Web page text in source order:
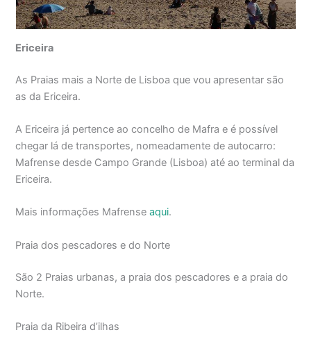
Ericeira
As Praias mais a Norte de Lisboa que vou apresentar são
as da Ericeira.
A Ericeira já pertence ao concelho de Mafra e é possível
chegar lá de transportes, nomeadamente de autocarro:
Mafrense desde Campo Grande (Lisboa) até ao terminal da
Ericeira.
Mais informações Mafrenseaqui.
Praia dos pescadores e do Norte
São 2 Praias urbanas, a praia dos pescadores e a praia do
Norte.
Praia da Ribeira d’ilhas